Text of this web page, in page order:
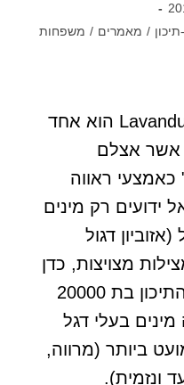
/ מאמרים / משפחות
אזוביון דגול Lavandula stoechas הוא אחד
אשר אצלם
ראווה
ידועים רק מינים
דגול
מצויצות, כדן
נאה) ובכל צמחיית הים התיכון בת 20000
בעלי דגל
ביותר (מרווה,
ונזמית).